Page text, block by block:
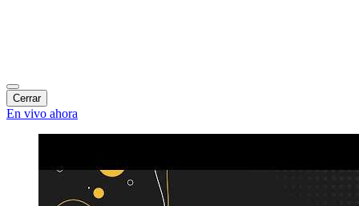
Cerrar
En vivo ahora